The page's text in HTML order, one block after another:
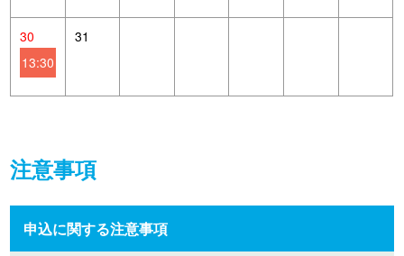
30
13:30
31
注意事項
申込に関する注意事項